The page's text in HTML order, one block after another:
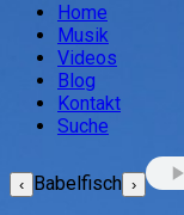
Home
Musik
Videos
Blog
Kontakt
Suche
‹ Babelfisch ›